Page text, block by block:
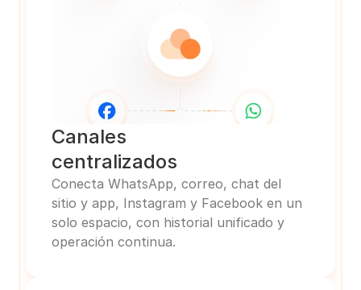
Canales
centralizados
Conecta WhatsApp, correo, chat del
sitio y app, Instagram y Facebook en un
solo espacio, con historial unificado y
operación continua.